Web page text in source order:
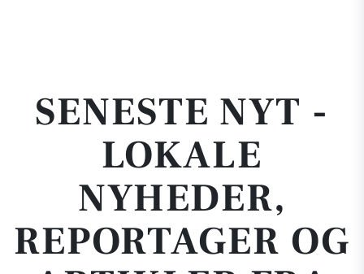
SENESTE NYT -
LOKALE
NYHEDER,
REPORTAGER OG